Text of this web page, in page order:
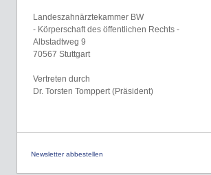
Landeszahnärztekammer BW
- Körperschaft des öffentlichen Rechts -
Albstadtweg 9
70567 Stuttgart
Vertreten durch
Dr. Torsten Tomppert (Präsident)
Newsletter abbestellen